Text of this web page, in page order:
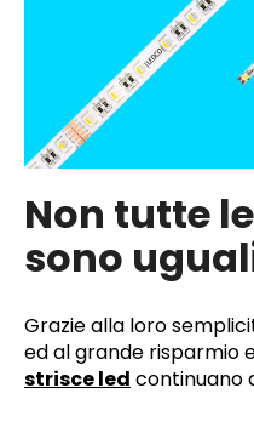
Non tutte
sono
Grazie alla loro
ed al grande risparmio
strisce led continuano